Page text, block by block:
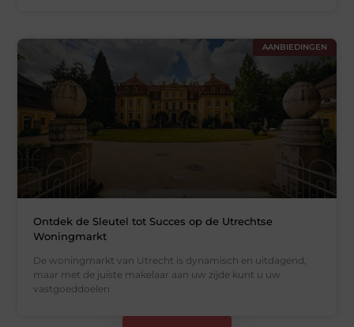
AANBIEDINGEN
Ontdek de Sleutel tot Succes op de Utrechtse
Woningmarkt
De woningmarkt van Utrecht is dynamisch en uitdagend,
maar met de juiste makelaar aan uw zijde kunt u uw
vastgoeddoelen